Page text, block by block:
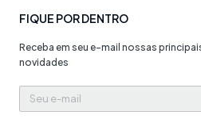
FIQUE POR DENTRO
Receba em seu e-mail nossas
novidades
Seu
e-